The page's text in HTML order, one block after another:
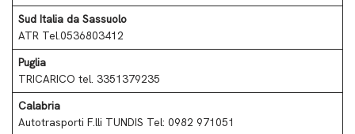
Sud Italia da Sassuolo
ATR Tel.0536803412
Puglia
TRICARICO tel. 3351379235
Calabria
Autotrasporti F.lli TUNDIS Tel: 0982 971051